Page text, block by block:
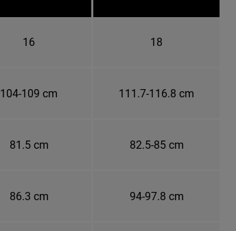
16 18
104-109 cm 111.7-116.8 cm
81.5 cm 82.5-85 cm
86.3 cm 94-97.8 cm